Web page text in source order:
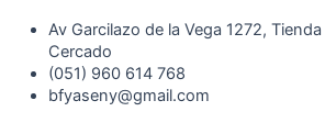
Av Garcilazo de la Vega 1272,
Cercado
(051) 960 614 768
bfyaseny@gmail.com